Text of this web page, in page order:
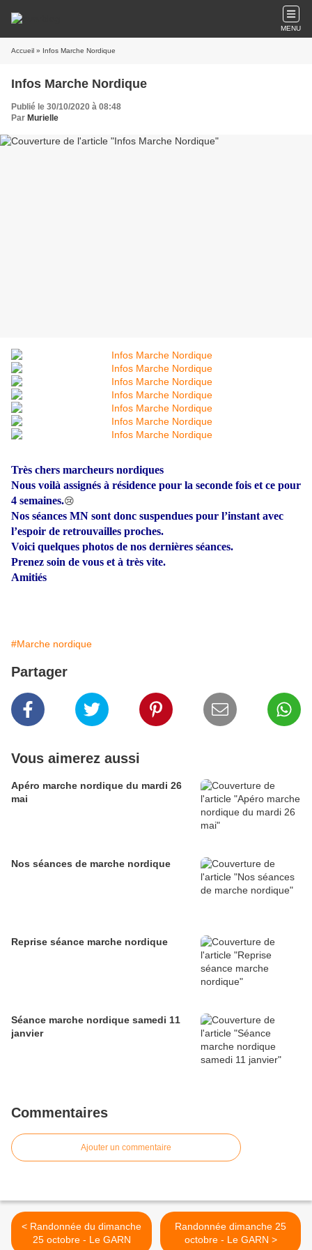
MENU
Accueil » Infos Marche Nordique
Infos Marche Nordique
Publié le 30/10/2020 à 08:48
Par Murielle
Très chers marcheurs nordiques
Nous voilà assignés à résidence pour la seconde fois et ce pour
4 semaines.😢
Nos séances MN sont donc suspendues pour l’instant avec
l’espoir de retrouvailles proches.
Voici quelques photos de nos dernières séances.
Prenez soin de vous et à très vite.
Amitiés
#Marche nordique
Partager
Vous aimerez aussi
Apéro marche nordique du mardi 26
mai
Nos séances de marche nordique
Reprise séance marche nordique
Séance marche nordique samedi 11
janvier
Commentaires
Ajouter un commentaire
< Randonnée du dimanche
25 octobre - Le GARN
Randonnée dimanche 25
octobre - Le GARN >